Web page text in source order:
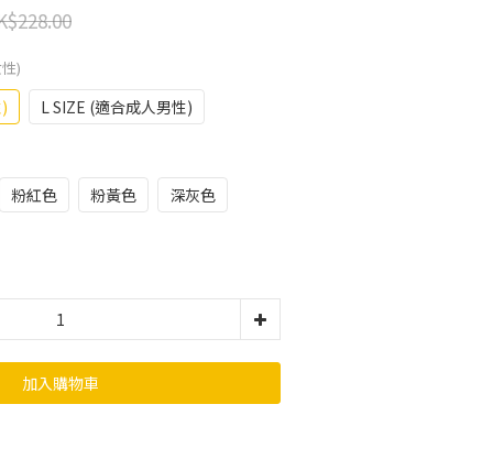
)
L SIZE (適合成人男性)
粉紅色 粉黃色
深灰色
加入購物車